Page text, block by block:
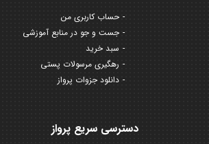
حساب کاربری من
جست و جو در منابع آموزشی
سبد خرید
رهگیری مرسولات پستی
دانلود جزوات پرواز
دسترسی سریع پرواز